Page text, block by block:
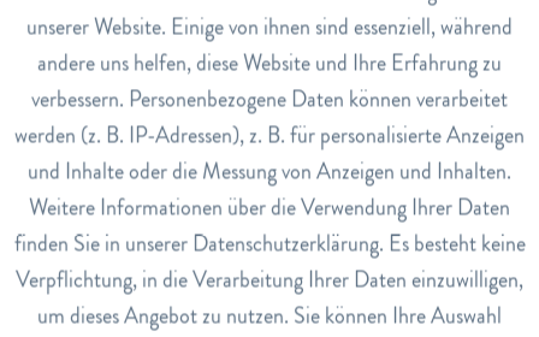
1 Teebeutel für 1 Tasse. Mit siedendem Wasser aufgiessen,
5-10 Minuten ziehen lassen. Beutel schwach ausdrücken
und herausnehmen. Erwachsene und Jugendliche ab 12
Jahren nehmen bei Blähungen oder Völlegefühl 1 Tasse
nach den Mahlzeiten.
Art.Nr.
1332997
EAN
7680445540113
Marketing Inaktiv
Tracking Inaktiv
Service Inaktiv
unserer Website. Einige von ihnen sind essenziell, während
andere uns helfen, diese Website und Ihre Erfahrung zu
verbessern. Personenbezogene Daten können verarbeitet
werden (z. B. IP-Adressen), z. B. für personalisierte Anzeigen
und Inhalte oder die Messung von Anzeigen und Inhalten.
Weitere Informationen über die Verwendung Ihrer Daten
finden Sie in unserer Datenschutzerklärung. Es besteht keine
Verpflichtung, in die Verarbeitung Ihrer Daten einzuwilligen,
um dieses Angebot zu nutzen. Sie können Ihre Auswahl